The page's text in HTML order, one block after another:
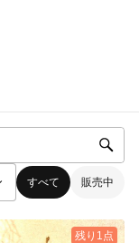
すべて 販売中
残り1点